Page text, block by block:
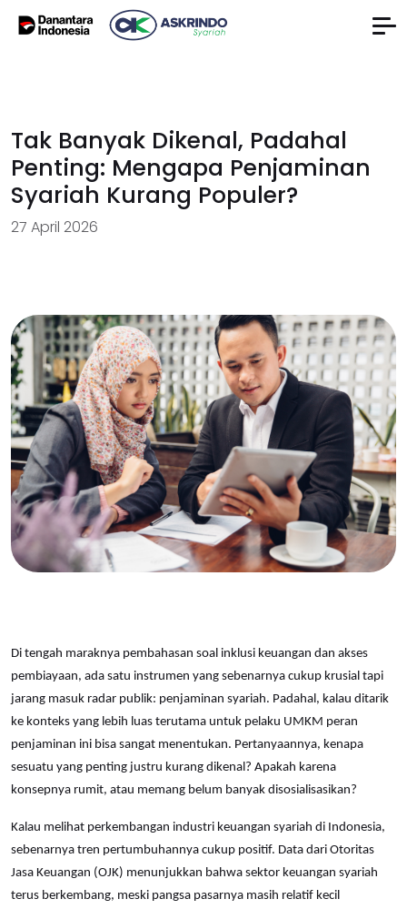
Tak Banyak Dikenal, Padahal
Penting: Mengapa Penjaminan
Syariah Kurang Populer?
27 April 2026
Di tengah maraknya pembahasan soal inklusi keuangan dan akses
pembiayaan, ada satu instrumen yang sebenarnya cukup krusial tapi
jarang masuk radar publik: penjaminan syariah. Padahal, kalau ditarik
ke konteks yang lebih luas terutama untuk pelaku UMKM peran
penjaminan ini bisa sangat menentukan. Pertanyaannya, kenapa
sesuatu yang penting justru kurang dikenal? Apakah karena
konsepnya rumit, atau memang belum banyak disosialisasikan?
Kalau melihat perkembangan industri keuangan syariah di Indonesia,
sebenarnya tren pertumbuhannya cukup positif. Data dari Otoritas
Jasa Keuangan (OJK) menunjukkan bahwa sektor keuangan syariah
terus berkembang, meski pangsa pasarnya masih relatif kecil